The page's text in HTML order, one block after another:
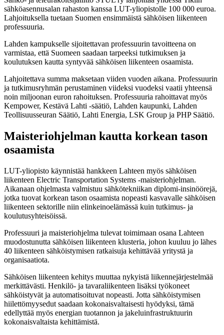
sähköasennusalan rahaston kanssa LUT-yliopistolle 100 000 euroa.
Lahjoituksella tuetaan Suomen ensimmäistä sähköisen liikenteen
professuuria.
Lahden kampukselle sijoitettavan professuurin tavoitteena on
varmistaa, että Suomeen saadaan tarpeeksi tutkimuksen ja
koulutuksen kautta syntyvää sähköisen liikenteen osaamista.
Lahjoitettava summa maksetaan viiden vuoden aikana. Professuurin
ja tutkimusryhmän perustaminen viideksi vuodeksi vaatii yhteensä
noin miljoonan euron rahoituksen. Professuuria rahoittavat myös
Kempower, Kestävä Lahti -säätiö, Lahden kaupunki, Lahden
Teollisuusseuran Säätiö, Lahti Energia, LSK Group ja PHP Säätiö.
Maisteriohjelman kautta korkean tason
osaamista
LUT-yliopisto käynnistää hankkeen Lahteen myös sähköisen
liikenteen Electric Transportation Systems -maisteriohjelman.
Aikanaan ohjelmasta valmistuu sähkötekniikan diplomi-insinöörejä,
jotka tuovat korkean tason osaamista nopeasti kasvavalle sähköisen
liikenteen sektorille niin elinkeinoelämässä kuin tutkimus- ja
koulutusyhteisöissä.
Professuuri ja maisteriohjelma tulevat toimimaan osana Lahteen
muodostunutta sähköisen liikenteen klusteria, johon kuuluu jo lähes
40 liikenteen sähköistymisen ratkaisuja kehittävää yritystä ja
organisaatiota.
Sähköisen liikenteen kehitys muuttaa nykyistä liikennejärjestelmää
merkittävästi. Henkilö- ja tavaraliikenteen lisäksi työkoneet
sähköistyvät ja automatisoituvat nopeasti. Jotta sähköistymisen
hiilettömyysedut saadaan kokonaisvaltaisesti hyödyksi, tämä
edellyttää myös energian tuotannon ja jakeluinfrastruktuurin
kokonaisvaltaista kehittämistä.